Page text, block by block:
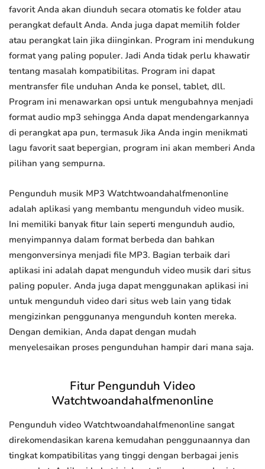
favorit Anda akan diunduh secara otomatis ke folder atau
perangkat default Anda. Anda juga dapat memilih folder
atau perangkat lain jika diinginkan. Program ini mendukung
format yang paling populer. Jadi Anda tidak perlu khawatir
tentang masalah kompatibilitas. Program ini dapat
mentransfer file unduhan Anda ke ponsel, tablet, dll.
Program ini menawarkan opsi untuk mengubahnya menjadi
format audio mp3 sehingga Anda dapat mendengarkannya
di perangkat apa pun, termasuk Jika Anda ingin menikmati
lagu favorit saat bepergian, program ini akan memberi Anda
pilihan yang sempurna.
Pengunduh musik MP3 Watchtwoandahalfmenonline
adalah aplikasi yang membantu mengunduh video musik.
Ini memiliki banyak fitur lain seperti mengunduh audio,
menyimpannya dalam format berbeda dan bahkan
mengonversinya menjadi file MP3. Bagian terbaik dari
aplikasi ini adalah dapat mengunduh video musik dari situs
paling populer. Anda juga dapat menggunakan aplikasi ini
untuk mengunduh video dari situs web lain yang tidak
mengizinkan penggunanya mengunduh konten mereka.
Dengan demikian, Anda dapat dengan mudah
menyelesaikan proses pengunduhan hampir dari mana saja.
Fitur Pengunduh Video
Watchtwoandahalfmenonline
Pengunduh video Watchtwoandahalfmenonline sangat
direkomendasikan karena kemudahan penggunaannya dan
tingkat kompatibilitas yang tinggi dengan berbagai jenis